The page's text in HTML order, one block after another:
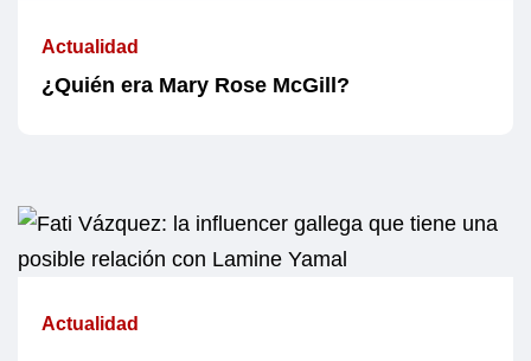
Actualidad
¿Quién era Mary Rose McGill?
Actualidad